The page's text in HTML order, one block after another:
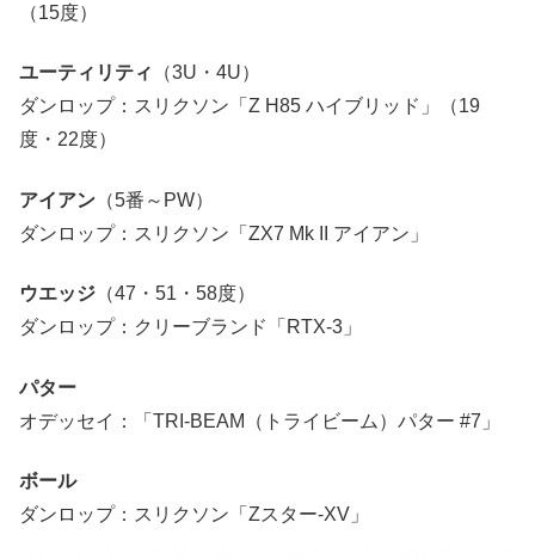
（15度）
ユーティリティ
（3U・4U）
ダンロップ：スリクソン「Z H85 ハイブリッド」（19
度・22度）
アイアン （5番～PW）
ダンロップ：スリクソン「ZX7 Mk II アイアン」
ウエッジ （47・51・58度）
ダンロップ：クリーブランド「RTX-3」
パター
オデッセイ：「TRI-BEAM（トライビーム）パター #7」
ボール
ダンロップ：スリクソン「Zスター-XV」